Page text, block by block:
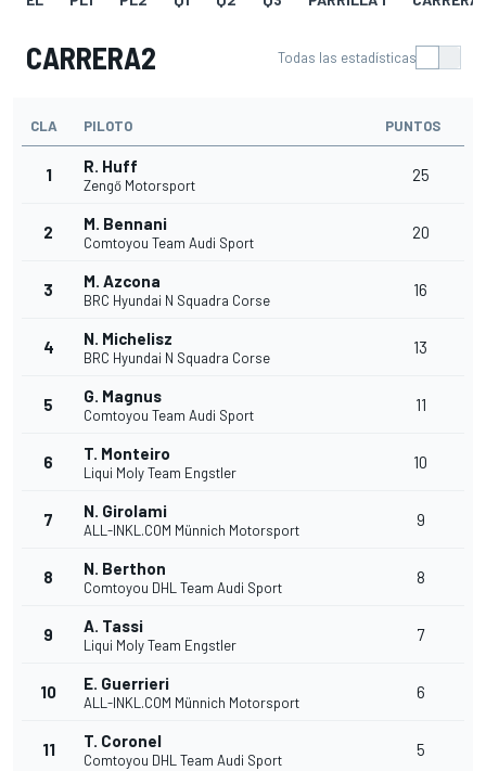
CARRERA2 Todas las estadísticas
CLA PILOTO PUNTOS
1 R. Huff
Zengő Motorsport
25
2 M. Bennani
Comtoyou Team Audi Sport
20
3 M. Azcona
BRC Hyundai N Squadra Corse
16
4 N. Michelisz
BRC Hyundai N Squadra Corse
13
5 G. Magnus
Comtoyou Team Audi Sport
11
6 T. Monteiro
Liqui Moly Team Engstler
10
7 N. Girolami
ALL-INKL.COM Münnich Motorsport
9
8 N. Berthon
Comtoyou DHL Team Audi Sport
8
9 A. Tassi
Liqui Moly Team Engstler
7
10 E. Guerrieri
ALL-INKL.COM Münnich Motorsport
6
11 T. Coronel
Comtoyou DHL Team Audi Sport
5